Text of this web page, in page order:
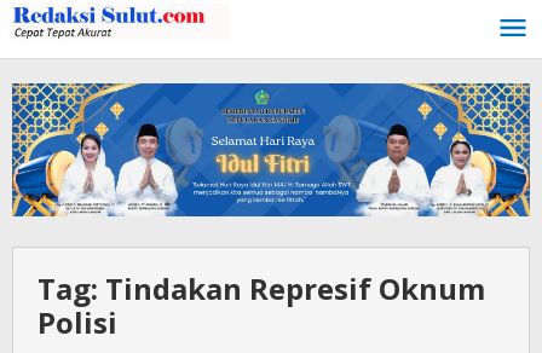
Lewati
ke
konten
Tag: Tindakan Represif Oknum
Polisi